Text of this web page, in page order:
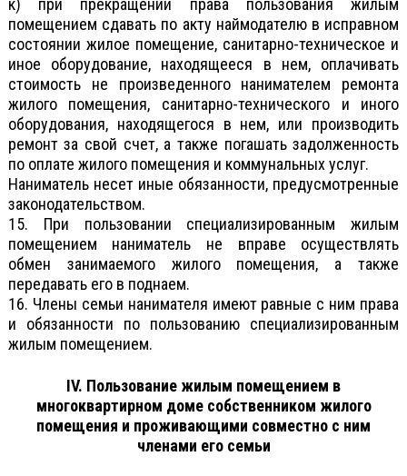
к) при прекращении права пользования жилым
помещением сдавать по акту наймодателю в исправном
состоянии жилое помещение, санитарно-техническое и
иное оборудование, находящееся в нем, оплачивать
стоимость не произведенного нанимателем ремонта
жилого помещения, санитарно-технического и иного
оборудования, находящегося в нем, или производить
ремонт за свой счет, а также погашать задолженность
по оплате жилого помещения и коммунальных услуг.
Наниматель несет иные обязанности, предусмотренные
законодательством.
15. При пользовании специализированным жилым
помещением наниматель не вправе осуществлять
обмен занимаемого жилого помещения, а также
передавать его в поднаем.
16. Члены семьи нанимателя имеют равные с ним права
и обязанности по пользованию специализированным
жилым помещением.
IV. Пользование жилым помещением в
многоквартирном доме собственником жилого
помещения и проживающими совместно с ним
членами его семьи